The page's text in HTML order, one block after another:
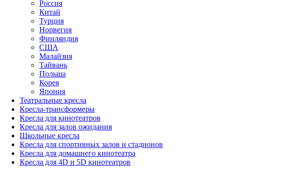
Россия
Китай
Турция
Норвегия
Финляндия
США
Малайзия
Тайвань
Польша
Корея
Япония
Театральные кресла
Кресла-трансформеры
Кресла для кинотеатров
Кресла для залов ожидания
Школьные кресла
Кресла для спортивных залов и стадионов
Кресла для домашнего кинотеатра
Кресла для 4D и 5D кинотеатров